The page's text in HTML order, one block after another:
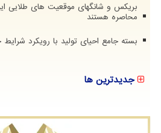
بریکس و شانگهای موقعیت های طلایی
محاصره هستند
بسته جامع احیای تولید با رویکرد
جدیدترین ها